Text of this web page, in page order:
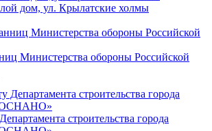
дом, ул. Крылатские холмы
Министерства обороны Российской
строительства города